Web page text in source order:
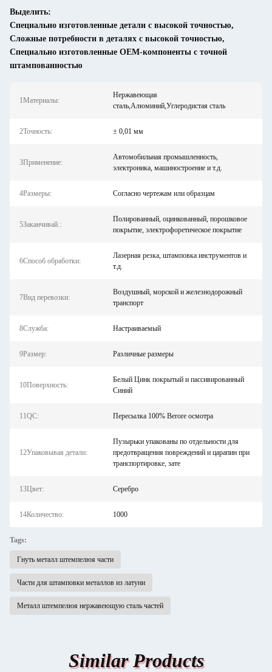
Выделить:
Специально изготовленные детали с высокой точностью,
Сложные потребности в деталях с высокой точностью,
Специально изготовленные OEM-компоненты с точной
штампованностью
1Материалы:
Нержавеющая
сталь,Алюминий,Углеродистая сталь
2Точность: ± 0,01 мм
3Применение:
Автомобильная промышленность,
электроника, машиностроение и т.д.
4Размеры: Согласно чертежам или образцам
5Заканчивай.:
Полированный, оцинкованный, порошковое
покрытие, электрофоретическое покрытие
6Способ обработки:
Лазерная резка, штамповка инструментов и
т.д.
7Вид перевозки:
Воздушный, морской и железнодорожный
транспорт
8Служба: Настраиваемый
9Размер: Различные размеры
10Поверхность:
Белый Цинк покрытый и пассивированный
Синий
11QC: Пересылка 100% Berore осмотра
12Упаковывая детали:
Пузырьки упакованы по отдельности для
предотвращения повреждений и царапин при
транспортировке, зате
13Цвет: Серебро
14Количество: 1000
Tags:
Гнуть металл штемпелюя части
Части для штамповки металлов из латуни
Металл штемпелюя нержавеющую сталь частей
Similar Products